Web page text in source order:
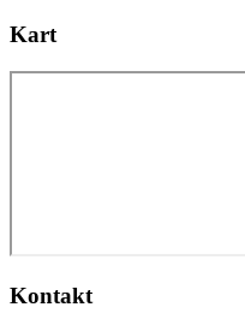
Kart
Kontakt